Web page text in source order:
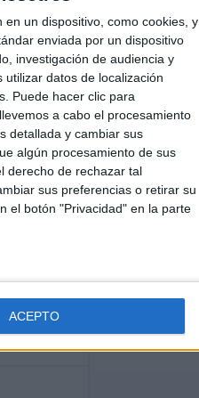
un dispositivo, como cookies, y
enviada por un dispositivo
investigación de audiencia y
datos de localización
Puede hacer clic para
a cabo el procesamiento
detallada y cambiar sus
algún procesamiento de sus
derecho de rechazar tal
sus preferencias o retirar su
el botón "Privacidad" en la parte
ACEPTO
TOTAL
22
RIVALES